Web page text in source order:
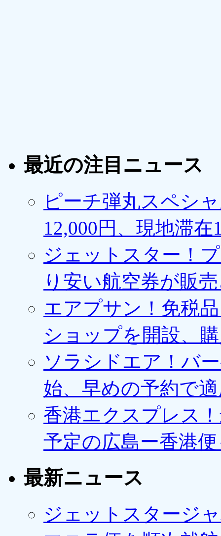
最近の注目ニュース
ピーチ弾丸スペシ
12,000円、現地滞
ジェットスター！
り安い航空券が販
エアプサン！免税
ショップを開設、
ソラシドエア！バ
始、早めの予約で
香港エクスプレス
予定の広島ー香港
最新ニュース
ジェットスタージ